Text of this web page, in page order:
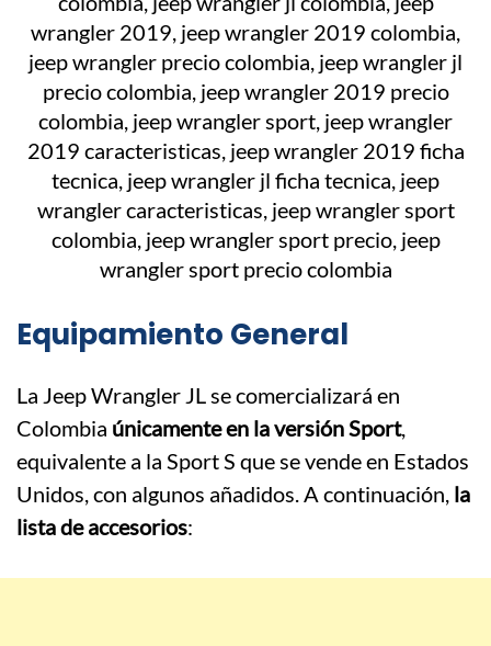
Equipamiento General
La Jeep Wrangler JL se comercializará en
Colombia únicamente en la versión Sport,
equivalente a la Sport S que se vende en Estados
Unidos, con algunos añadidos. A continuación, la
lista de accesorios: